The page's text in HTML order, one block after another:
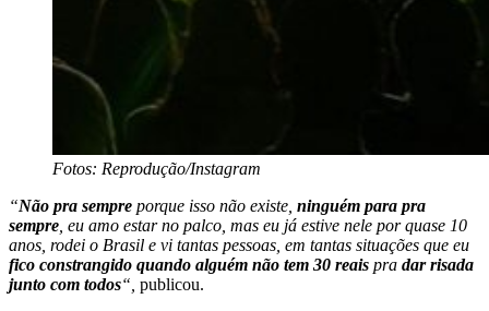
Fotos: Reprodução/Instagram
“Não pra sempre porque isso não existe, ninguém para pra
sempre , eu amo estar no palco, mas eu já estive nele por quase 10
anos, rodei o Brasil e vi tantas pessoas, em tantas situações que eu
fico constrangido quando alguém não tem 30 reais pra dar risada
junto com todos“, publicou.